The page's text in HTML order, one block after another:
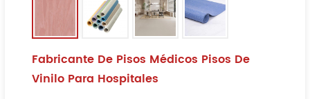
Fabricante De Pisos Médicos Pisos De
Vinilo Para Hospitales